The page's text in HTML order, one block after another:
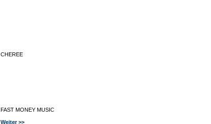
CHEREE
FAST MONEY MUSIC
Weiter>>